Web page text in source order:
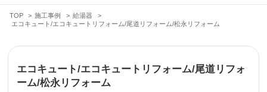
TOP > 施工事例 > 給湯器
>
エコキュート/エコキュートリフォーム/尾道リフォーム/松永リフォーム
エコキュート/エコキュートリフォーム/尾道リフォ
ーム/松永リフォーム